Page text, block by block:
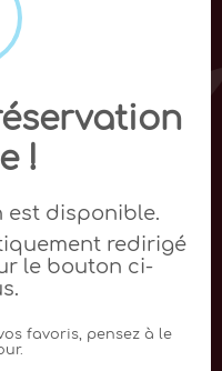
!
est disponible.
redirigé
le bouton ci-
favoris, pensez à le